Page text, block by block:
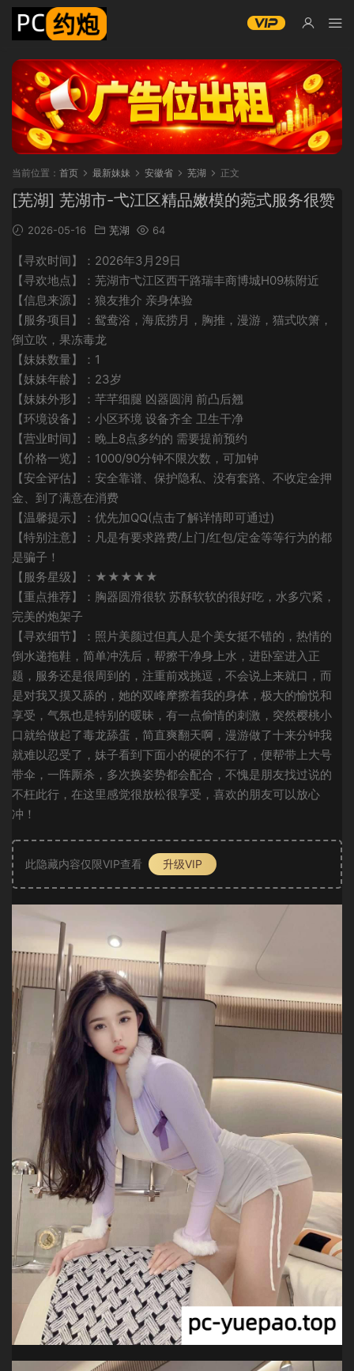
当前位置： 首页 最新妹妹 安徽省 芜湖 正文
[芜湖] 芜湖市-弋江区精品嫩模的菀式服务很赞
2026-05-16 芜湖 64
【寻欢时间】：2026年3月29日
【寻欢地点】：芜湖市弋江区西干路瑞丰商博城H09栋附近
【信息来源】：狼友推介 亲身体验
【服务项目】：鸳鸯浴，海底捞月，胸推，漫游，猫式吹箫，
倒立吹，果冻毒龙
【妹妹数量】：1
【妹妹年龄】：23岁
【妹妹外形】：芊芊细腿 凶器圆润 前凸后翘
【环境设备】：小区环境 设备齐全 卫生干净
【营业时间】：晚上8点多约的 需要提前预约
【价格一览】：1000/90分钟不限次数，可加钟
【安全评估】：安全靠谱、保护隐私、没有套路、不收定金押
金、到了满意在消费
【温馨提示】：优先加QQ(点击了解详情即可通过)
【特别注意】：凡是有要求路费/上门/红包/定金等等行为的都
是骗子！
【服务星级】：★★★★★
【重点推荐】：胸器圆滑很软 苏酥软软的很好吃，水多穴紧，
完美的炮架子
【寻欢细节】：照片美颜过但真人是个美女挺不错的，热情的
倒水递拖鞋，简单冲洗后，帮擦干净身上水，进卧室进入正
题，服务还是很周到的，注重前戏挑逗，不会说上来就口，而
是对我又摸又舔的，她的双峰摩擦着我的身体，极大的愉悦和
享受，气氛也是特别的暖昧，有一点偷情的刺激，突然樱桃小
口就给做起了毒龙舔蛋，简直爽翻天啊，漫游做了十来分钟我
就难以忍受了，妹子看到下面小的硬的不行了，便帮带上大号
带伞，一阵厮杀，多次换姿势都会配合，不愧是朋友找过说的
不枉此行，在这里感觉很放松很享受，喜欢的朋友可以放心
冲！
此隐藏内容仅限VIP查看 升级VIP